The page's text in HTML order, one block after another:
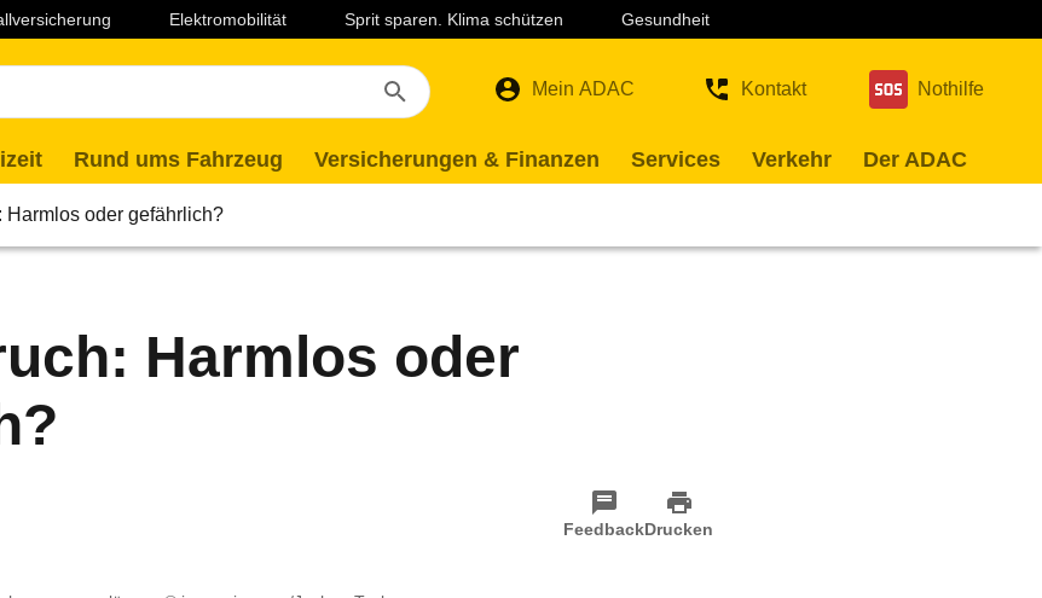
Elektromobilität Sprit sparen. Klima schützen Gesundheit
Mein ADAC Kontakt Nothilfe
Rund ums Fahrzeug Versicherungen & Finanzen Services Verkehr Der ADAC
Harmlos oder gefährlich?
Harmlos oder
FeedbackDrucken